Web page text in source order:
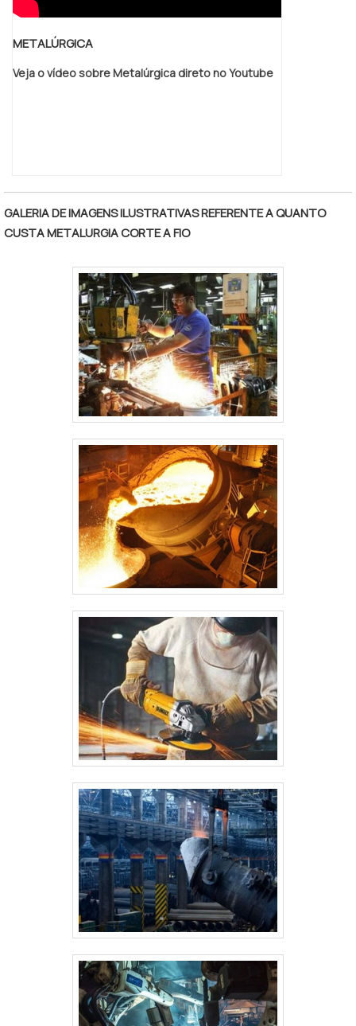
METALÚRGICA
Veja o vídeo sobre Metalúrgica direto no Youtube
GALERIA DE IMAGENS ILUSTRATIVAS REFERENTE A QUANTO
CUSTA METALURGIA CORTE A FIO